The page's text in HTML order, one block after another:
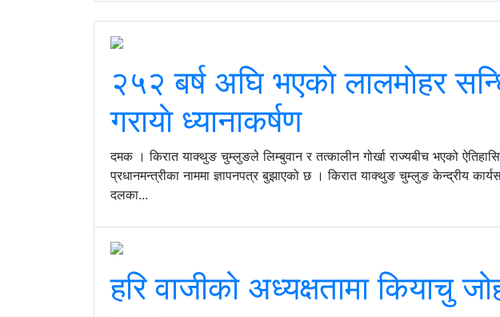
२५२ बर्ष अघि भएकाे लालमाेहर
गरायाे ध्यानाकर्षण
दमक । किरात याक्थुङ चुम्लुङले लिम्बुवान र तत्कालीन गोर्खा राज्यबीच भएको
प्रधानमन्त्रीका नाममा ज्ञापनपत्र बुझाएको छ । किरात याक्थुङ चुम्लुङ केन्द्रीय
दलका...
हरि वाजीको अध्यक्षतामा कियाचु